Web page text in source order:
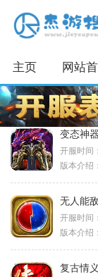
主页 网站
变态神
开服时间：
版本介绍：
无人能
开服时间：
版本介绍：
复古情